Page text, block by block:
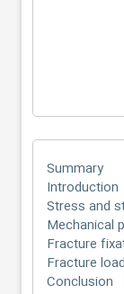
Summary
Introduction
Stress and
Mechanical
Fracture
Fracture
Conclusion